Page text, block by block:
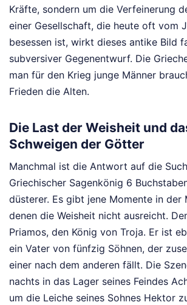
Kräfte, sondern um die Verfeinerung
einer Gesellschaft, die heute oft vom
besessen ist, wirkt dieses antike Bild
subversiver Gegenentwurf. Die
man für den Krieg junge Männer
Frieden die Alten.
Die Last der Weisheit und
Schweigen der Götter
Manchmal ist die Antwort auf die
Griechischer Sagenkönig 6
düsterer. Es gibt jene Momente in der
denen die Weisheit nicht ausreicht.
Priamos, den König von Troja. Er ist
ein Vater von fünfzig Söhnen, der
einer nach dem anderen fällt. Die
nachts in das Lager seines Feindes
um die Leiche seines Sohnes Hektor